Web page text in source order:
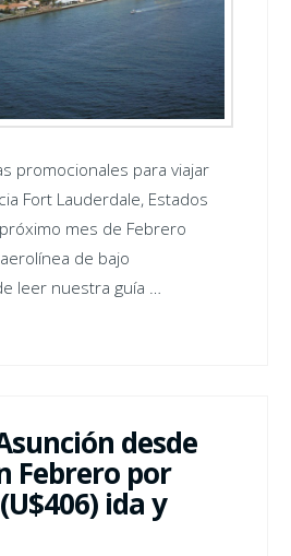
promocionales para viajar
Fort Lauderdale, Estados
mes de Febrero
de bajo
leer nuestra guía …
desde
Febrero por
ida y